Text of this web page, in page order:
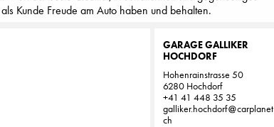
Kunde Freude am Auto haben und behalten.
GARAGE GALLIKER
HOCHDORF
Hohenrainstrasse 50
6280 Hochdorf
+41 41 448 35 35
galliker.hochdorf
carplanet
ch